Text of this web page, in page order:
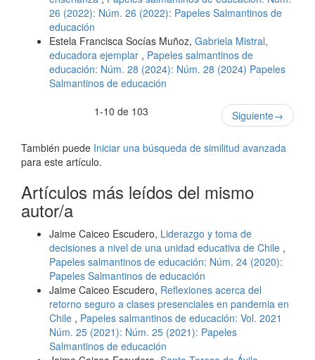
26 (2022): Núm. 26 (2022): Papeles Salmantinos de
educación
Estela Francisca Socías Muñoz, Gabriela Mistral,
educadora ejemplar , Papeles salmantinos de
educación: Núm. 28 (2024): Núm. 28 (2024) Papeles
Salmantinos de educación
1-10 de 103
Siguiente→
También puede Iniciar una búsqueda de similitud avanzada
para este artículo.
Artículos más leídos del mismo
autor/a
Jaime Caiceo Escudero, Liderazgo y toma de
decisiones a nivel de una unidad educativa de Chile ,
Papeles salmantinos de educación: Núm. 24 (2020):
Papeles Salmantinos de educación
Jaime Caiceo Escudero, Reflexiones acerca del
retorno seguro a clases presenciales en pandemia en
Chile , Papeles salmantinos de educación: Vol. 2021
Núm. 25 (2021): Núm. 25 (2021): Papeles
Salmantinos de educación